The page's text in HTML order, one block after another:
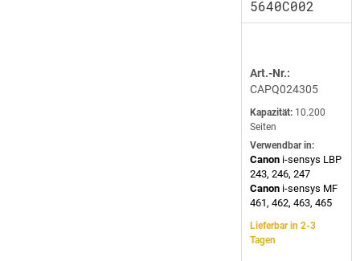
5640C002
Art.-Nr.:
CAPQ024305
Kapazität: 10.200
Seiten
Verwendbar in:
Canon i-sensys LBP
243, 246, 247
Canon i-sensys MF
461, 462, 463, 465
Lieferbar in 2-3
Tagen